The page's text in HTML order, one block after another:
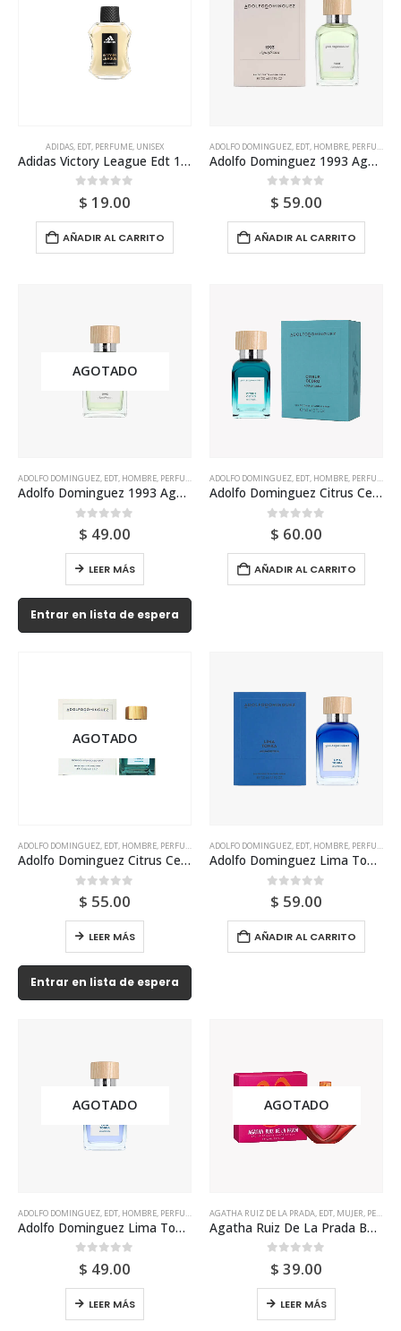
ADIDAS EDT PERFUME UNISEX
Adidas Victory League Edt 100ml Tester Para Hombre
0out of 5
$ 19.00
AÑADIR AL CARRITO
ADOLFO DOMINGUEZ EDT HOMBRE PERFUME
Adolfo Dominguez 1993 Aguafresca Edt 120ml Para Hombre
0out of 5
$ 59.00
AÑADIR AL CARRITO
AGOTADO
ADOLFO DOMINGUEZ, EDT, HOMBRE, PERFUME
Adolfo Dominguez 1993 Aguafresca Edt 120ml Tester Para Hombre
0out of 5
$ 49.00
LEER MÁS
Entrar en lista de espera
ADOLFO DOMINGUEZ, EDT, HOMBRE, PERFUME
Adolfo Dominguez Citrus Cedro Aguafresca Edt 120ml Para Hombre
0out of 5
$ 60.00
AÑADIR AL CARRITO
AGOTADO
ADOLFO DOMINGUEZ, EDT, HOMBRE, PERFUME
Adolfo Dominguez Citrus Cedro Aguafresca Edt 120ml Tester Para Hombre
0out of 5
$ 55.00
LEER MÁS
Entrar en lista de espera
ADOLFO DOMINGUEZ, EDT, HOMBRE, PERFUME
Adolfo Dominguez Lima Tonka Aguafresca Edt 120ml Para Hombre
0out of 5
$ 59.00
AÑADIR AL CARRITO
AGOTADO
ADOLFO DOMINGUEZ, EDT, HOMBRE, PERFUME
Adolfo Dominguez Lima Tonka Aguafresca Edt 120ml Tester Para Hombre
0out of 5
$ 49.00
LEER MÁS
AGOTADO
AGATHA RUIZ DE LA PRADA, EDT, MUJER, PERFUME
Agatha Ruiz De La Prada Beso Edt 100ml Para Mujer
0out of 5
$ 39.00
LEER MÁS